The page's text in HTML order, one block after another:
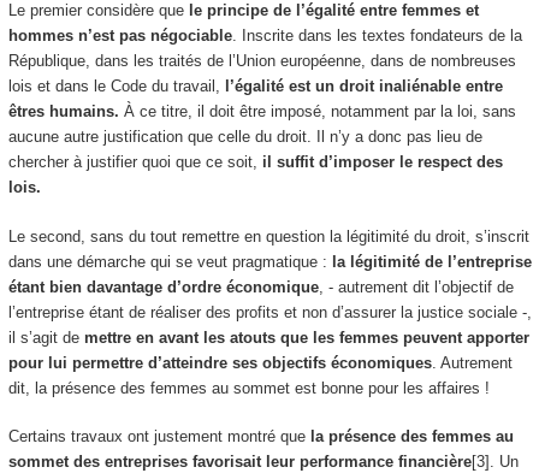
Le premier considère que le principe de l’égalité entre femmes et
hommes n’est pas négociable. Inscrite dans les textes fondateurs de la
République, dans les traités de l’Union européenne, dans de nombreuses
lois et dans le Code du travail,
l’égalité est un droit inaliénable entre
êtres humains. À ce titre, il doit être imposé, notamment par la loi, sans
aucune autre justification que celle du droit. Il n’y a donc pas lieu de
chercher à justifier quoi que ce soit, il suffit d’imposer le respect des
lois.
Le second, sans du tout remettre en question la légitimité du droit, s’inscrit
dans une démarche qui se veut pragmatique : la légitimité de l’entreprise
étant bien davantage d’ordre économique, - autrement dit l’objectif de
l’entreprise étant de réaliser des profits et non d’assurer la justice sociale -,
il s’agit de mettre en avant les atouts que les femmes peuvent apporter
pour lui permettre d’atteindre ses objectifs économiques. Autrement
dit, la présence des femmes au sommet est bonne pour les affaires !
Certains travaux ont justement montré que la présence des femmes au
sommet des entreprises favorisait leur performance financière[3]. Un